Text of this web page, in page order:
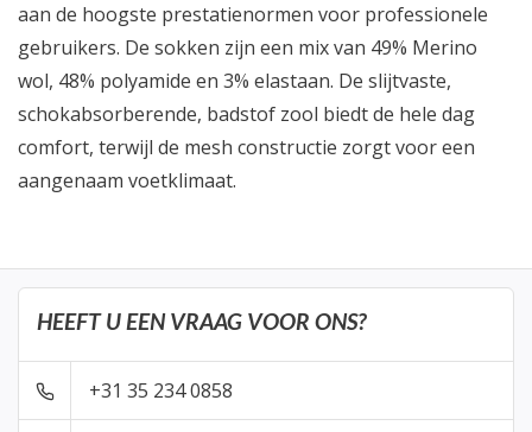
aan de hoogste prestatienormen voor professionele
gebruikers. De sokken zijn een mix van 49% Merino
wol, 48% polyamide en 3% elastaan. De slijtvaste,
schokabsorberende, badstof zool biedt de hele dag
comfort, terwijl de mesh constructie zorgt voor een
aangenaam voetklimaat.
HEEFT U EEN VRAAG VOOR ONS?
+31 35 234 0858